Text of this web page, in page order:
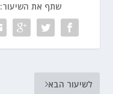
שתף את השיעור:
לשיעור הבא